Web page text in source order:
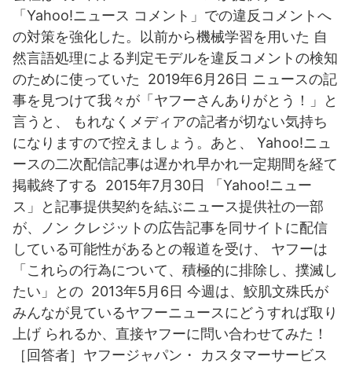
「Yahoo!ニュース コメント」での違反コメントへ
の対策を強化した。以前から機械学習を用いた 自
然言語処理による判定モデルを違反コメントの検知
のために使っていた 2019年6月26日 ニュースの記
事を見つけて我々が「ヤフーさんありがとう！」と
言うと、 もれなくメディアの記者が切ない気持ち
になりますので控えましょう。あと、 Yahoo!ニュ
ースの二次配信記事は遅かれ早かれ一定期間を経て
掲載終了する 2015年7月30日 「Yahoo!ニュー
ス」と記事提供契約を結ぶニュース提供社の一部
が、ノン クレジットの広告記事を同サイトに配信
している可能性があるとの報道を受け、 ヤフーは
「これらの行為について、積極的に排除し、撲滅し
たい」との 2013年5月6日 今週は、鮫肌文殊氏が
みんなが見ているヤフーニュースにどうすれば取り
上げ られるか、直接ヤフーに問い合わせてみた！
［回答者］ヤフージャパン・ カスタマーサービス